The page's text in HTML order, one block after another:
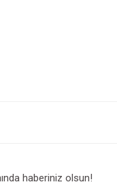
haberiniz olsun!